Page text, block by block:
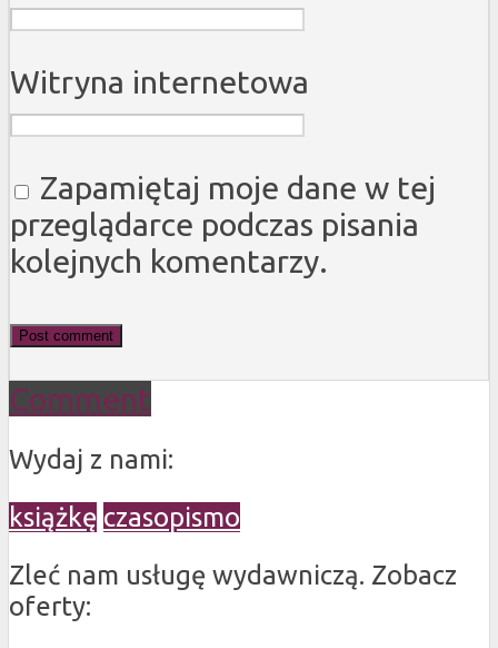
Witryna internetowa
Zapamiętaj moje dane w tej
przeglądarce podczas pisania
kolejnych komentarzy.
Comment
Wydaj z nami:
książkę czasopismo
Zleć nam usługę wydawniczą. Zobacz
oferty: